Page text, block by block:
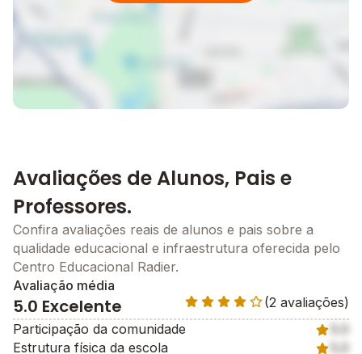
Avaliações de Alunos, Pais e
Professores.
Confira avaliações reais de alunos e pais sobre a
qualidade educacional e infraestrutura oferecida pelo
Centro Educacional Radier.
Avaliação média
5.0 Excelente
(2 avaliações)
Participação da comunidade
Estrutura física da escola